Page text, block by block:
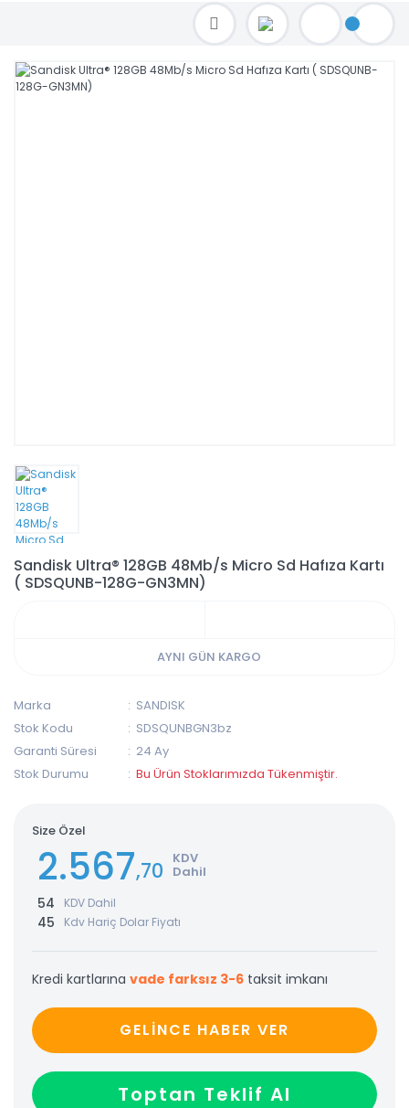
TOPTAN FİYAT ALMAK İÇİN satis@toptanbilgisayar.net MAİL ATINIZ.
SİPARİŞLERİNİZİ AYNI GÜN KARGO İLE GÖNDERİYORUZ!
Sandisk Ultra® 128GB 48Mb/s Micro Sd Hafıza Kartı
( SDSQUNB-128G-GN3MN)
AYNI GÜN KARGO
Marka
SANDISK
Stok Kodu
SDSQUNBGN3bz
Garanti Süresi
24 Ay
Stok Durumu
Bu Ürün Stoklarımızda Tükenmiştir.
Size Özel
2.567,70 KDV
Dahil
54 KDV Dahil
45 Kdv Hariç Dolar Fiyatı
Kredi kartlarına vade farksız 3-6 taksit imkanı
GELİNCE HABER VER
Toptan Teklif Al